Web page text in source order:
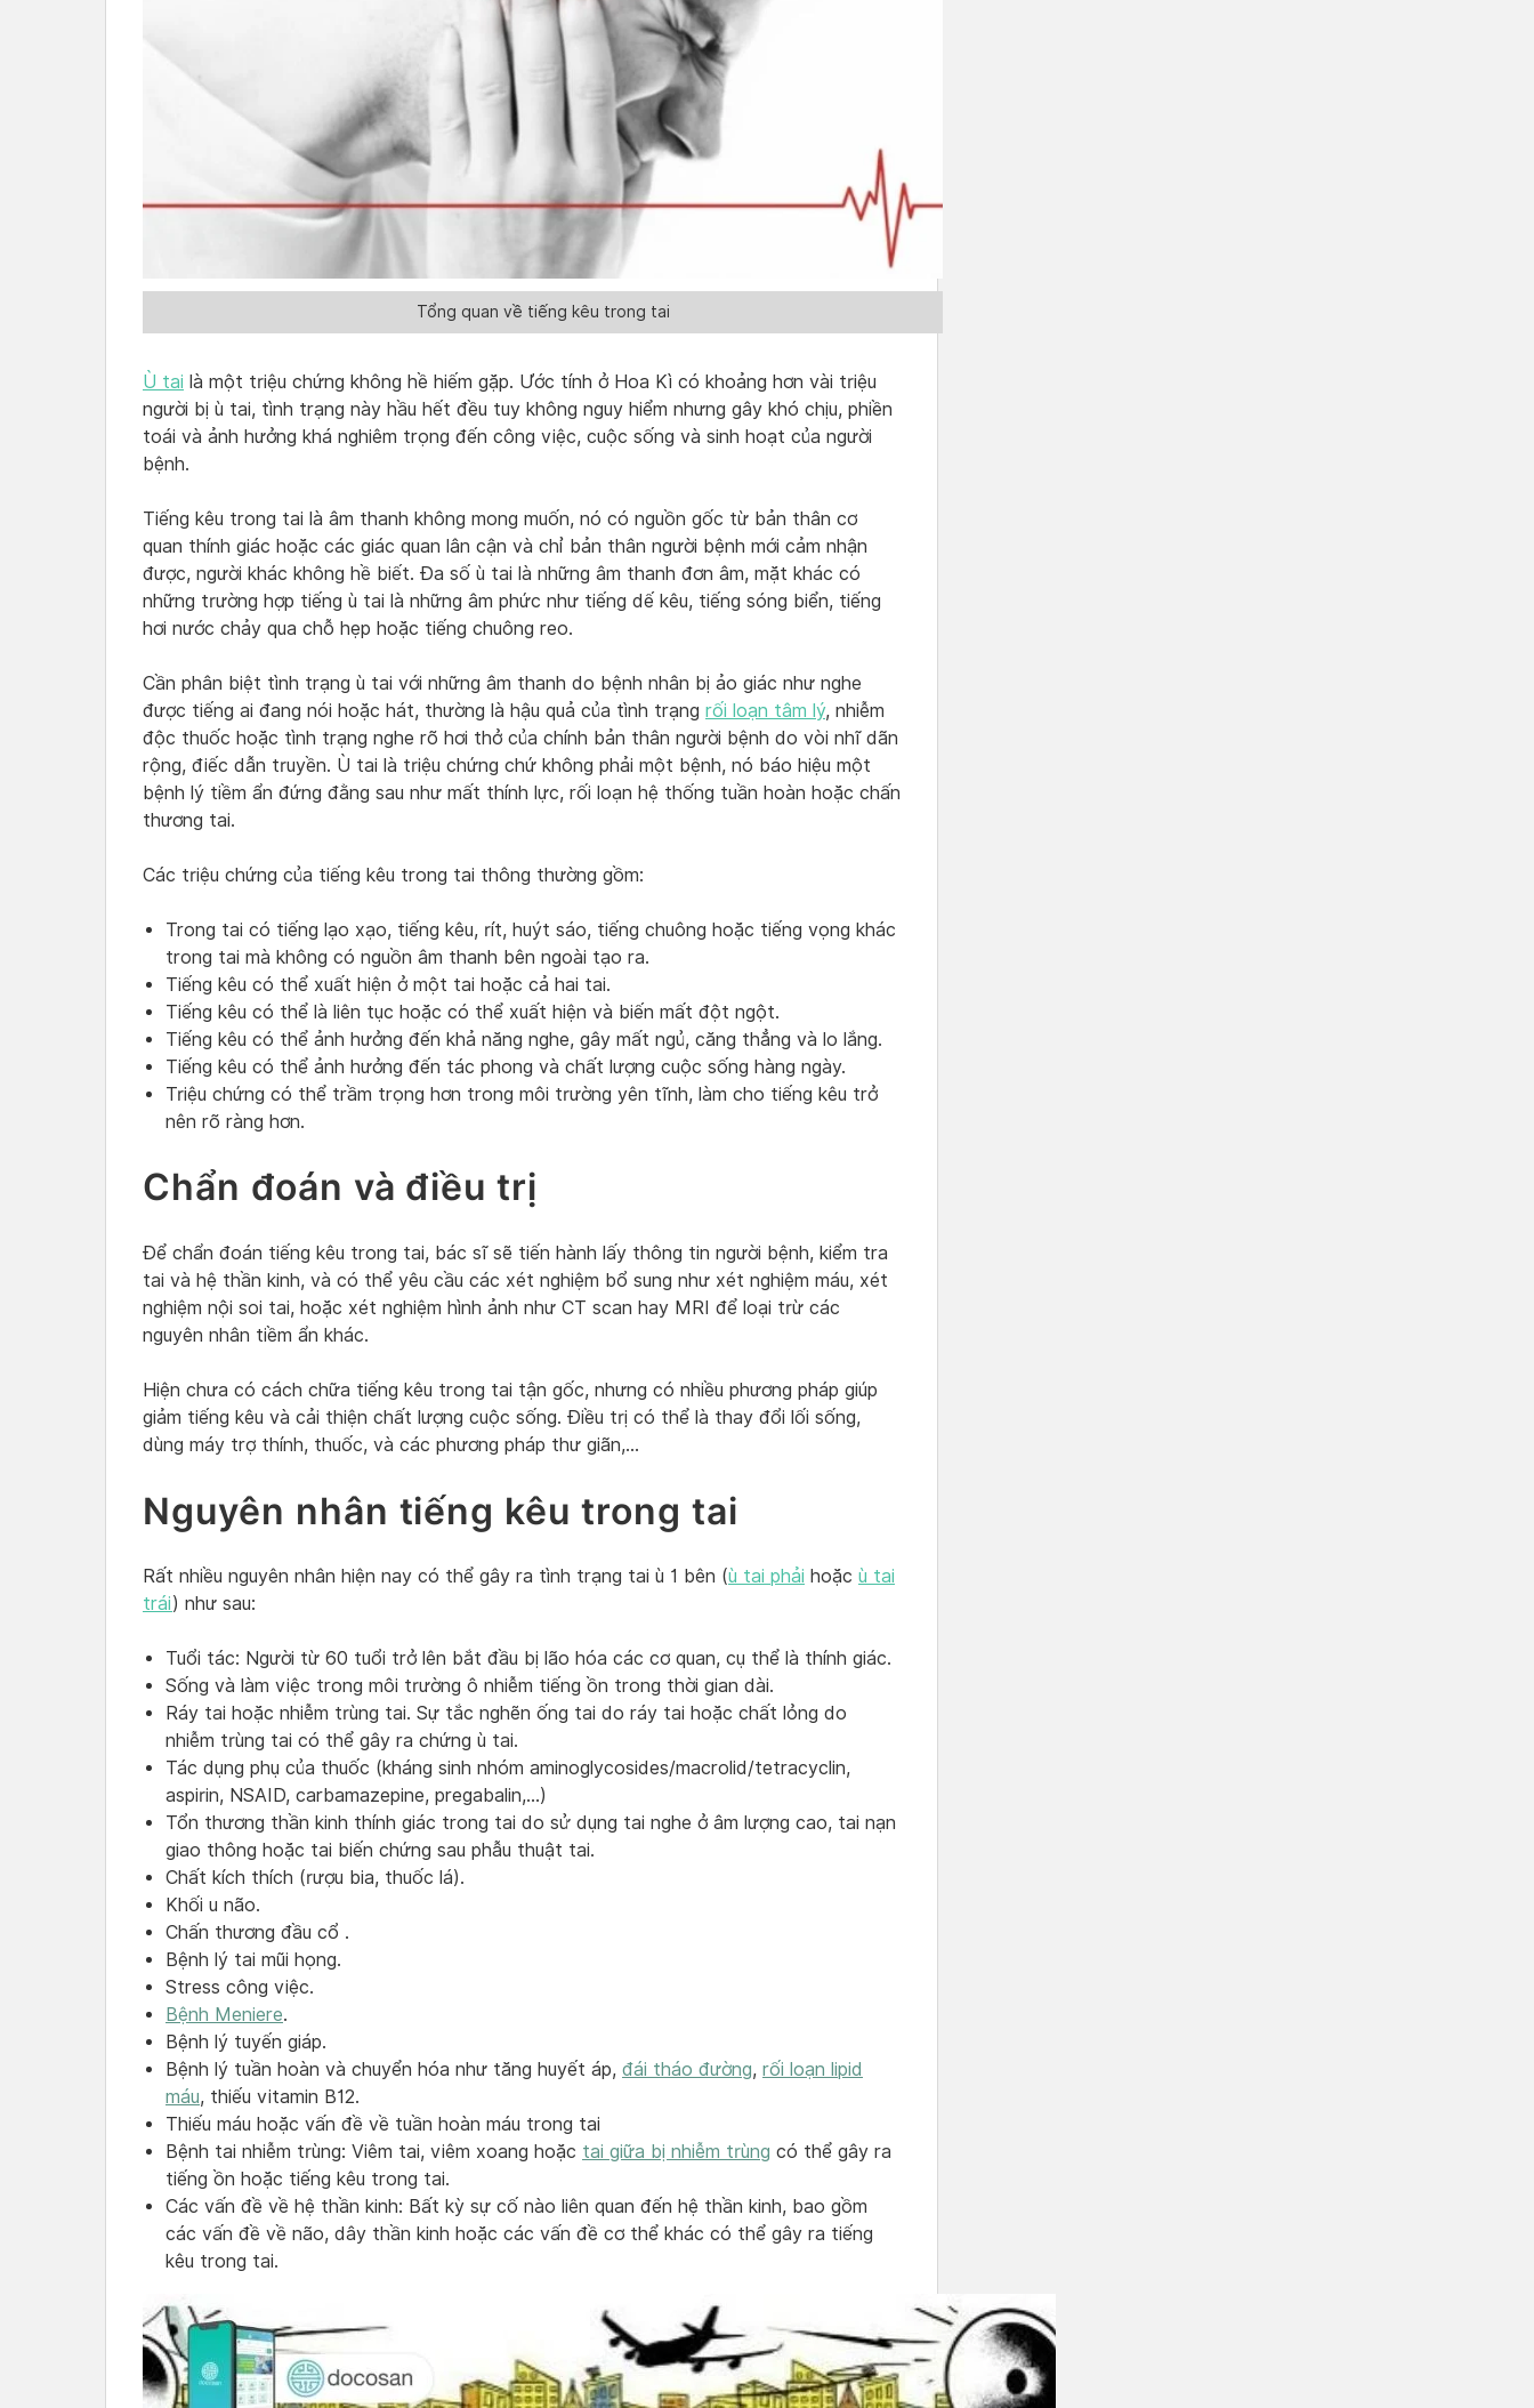
Tổng quan về tiếng kêu trong tai
Ù tai là một triệu chứng không hề hiếm gặp. Ước tính ở Hoa Kì có khoảng hơn vài triệu
người bị ù tai, tình trạng này hầu hết đều tuy không nguy hiểm nhưng gây khó chịu, phiền
toái và ảnh hưởng khá nghiêm trọng đến công việc, cuộc sống và sinh hoạt của người
bệnh.
Tiếng kêu trong tai là âm thanh không mong muốn, nó có nguồn gốc từ bản thân cơ
quan thính giác hoặc các giác quan lân cận và chỉ bản thân người bệnh mới cảm nhận
được, người khác không hề biết. Đa số ù tai là những âm thanh đơn âm, mặt khác có
những trường hợp tiếng ù tai là những âm phức như tiếng dế kêu, tiếng sóng biển, tiếng
hơi nước chảy qua chỗ hẹp hoặc tiếng chuông reo.
Cần phân biệt tình trạng ù tai với những âm thanh do bệnh nhân bị ảo giác như nghe
được tiếng ai đang nói hoặc hát, thường là hậu quả của tình trạng rối loạn tâm lý, nhiễm
độc thuốc hoặc tình trạng nghe rõ hơi thở của chính bản thân người bệnh do vòi nhĩ dãn
rộng, điếc dẫn truyền. Ù tai là triệu chứng chứ không phải một bệnh, nó báo hiệu một
bệnh lý tiềm ẩn đứng đằng sau như mất thính lực, rối loạn hệ thống tuần hoàn hoặc chấn
thương tai.
Các triệu chứng của tiếng kêu trong tai thông thường gồm:
Trong tai có tiếng lạo xạo, tiếng kêu, rít, huýt sáo, tiếng chuông hoặc tiếng vọng khác
trong tai mà không có nguồn âm thanh bên ngoài tạo ra.
Tiếng kêu có thể xuất hiện ở một tai hoặc cả hai tai.
Tiếng kêu có thể là liên tục hoặc có thể xuất hiện và biến mất đột ngột.
Tiếng kêu có thể ảnh hưởng đến khả năng nghe, gây mất ngủ, căng thẳng và lo lắng.
Tiếng kêu có thể ảnh hưởng đến tác phong và chất lượng cuộc sống hàng ngày.
Triệu chứng có thể trầm trọng hơn trong môi trường yên tĩnh, làm cho tiếng kêu trở
nên rõ ràng hơn.
Chẩn đoán và điều trị
Để chẩn đoán tiếng kêu trong tai, bác sĩ sẽ tiến hành lấy thông tin người bệnh, kiểm tra
tai và hệ thần kinh, và có thể yêu cầu các xét nghiệm bổ sung như xét nghiệm máu, xét
nghiệm nội soi tai, hoặc xét nghiệm hình ảnh như CT scan hay MRI để loại trừ các
nguyên nhân tiềm ẩn khác.
Hiện chưa có cách chữa tiếng kêu trong tai tận gốc, nhưng có nhiều phương pháp giúp
giảm tiếng kêu và cải thiện chất lượng cuộc sống. Điều trị có thể là thay đổi lối sống,
dùng máy trợ thính, thuốc, và các phương pháp thư giãn,…
Nguyên nhân tiếng kêu trong tai
Rất nhiều nguyên nhân hiện nay có thể gây ra tình trạng tai ù 1 bên (ù tai phải hoặc ù tai
trái) như sau:
Tuổi tác: Người từ 60 tuổi trở lên bắt đầu bị lão hóa các cơ quan, cụ thể là thính giác.
Sống và làm việc trong môi trường ô nhiễm tiếng ồn trong thời gian dài.
Ráy tai hoặc nhiễm trùng tai. Sự tắc nghẽn ống tai do ráy tai hoặc chất lỏng do
nhiễm trùng tai có thể gây ra chứng ù tai.
Tác dụng phụ của thuốc (kháng sinh nhóm aminoglycosides/macrolid/tetracyclin,
aspirin, NSAID, carbamazepine, pregabalin,…)
Tổn thương thần kinh thính giác trong tai do sử dụng tai nghe ở âm lượng cao, tai nạn
giao thông hoặc tai biến chứng sau phẫu thuật tai.
Chất kích thích (rượu bia, thuốc lá).
Khối u não.
Chấn thương đầu cổ .
Bệnh lý tai mũi họng.
Stress công việc.
Bệnh Meniere.
Bệnh lý tuyến giáp.
Bệnh lý tuần hoàn và chuyển hóa như tăng huyết áp, đái tháo đường, rối loạn lipid
máu, thiếu vitamin B12.
Thiếu máu hoặc vấn đề về tuần hoàn máu trong tai
Bệnh tai nhiễm trùng: Viêm tai, viêm xoang hoặc tai giữa bị nhiễm trùng có thể gây ra
tiếng ồn hoặc tiếng kêu trong tai.
Các vấn đề về hệ thần kinh: Bất kỳ sự cố nào liên quan đến hệ thần kinh, bao gồm
các vấn đề về não, dây thần kinh hoặc các vấn đề cơ thể khác có thể gây ra tiếng
kêu trong tai.